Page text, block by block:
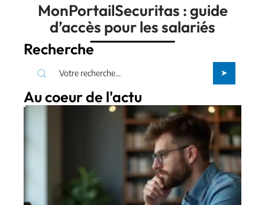
MonPortailSecuritas : guide
d’accès pour les salariés
Recherche
Au coeur de l'actu